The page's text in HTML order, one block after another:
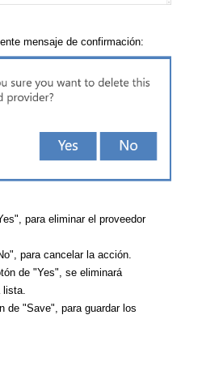
mensaje de confirmación:
para eliminar el proveedor
para cancelar la acción.
de "Yes", se eliminará
lista.
de "Save", para guardar los